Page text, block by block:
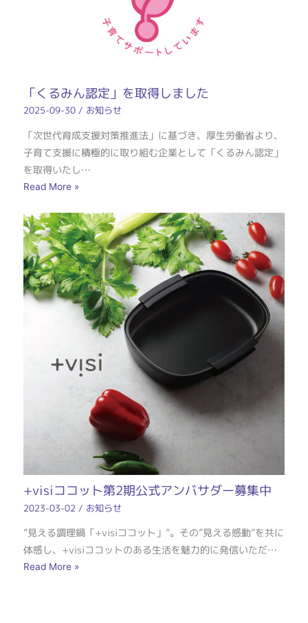
「くるみん認定」を取得しました
2025-09-30 / お知らせ
「次世代育成支援対策推進法」に基づき、厚生労働省より、
子育て支援に積極的に取り組む企業として「くるみん認定」
を取得いたし…
Read More »
+visiココット第2期公式アンバサダー募集中
2023-03-02 / お知らせ
”見える調理鍋「+visiココット」”。その”見える感動”を共に
体感し、+visiココットのある生活を魅力的に発信いただ…
Read More »